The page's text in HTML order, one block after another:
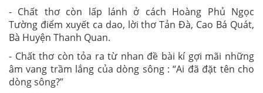
- Chất thơ còn lấp lánh ở cách Hoàng Phủ Ngọc
Tường điểm xuyết ca dao, lời thơ Tản Đà, Cao Bá Quát,
Bà Huyện Thanh Quan.
- Chất thơ còn tỏa ra từ nhan đề bài kí gợi mãi những
âm vang trầm lắng của dòng sông : “Ai đã đặt tên cho
dòng sông?”